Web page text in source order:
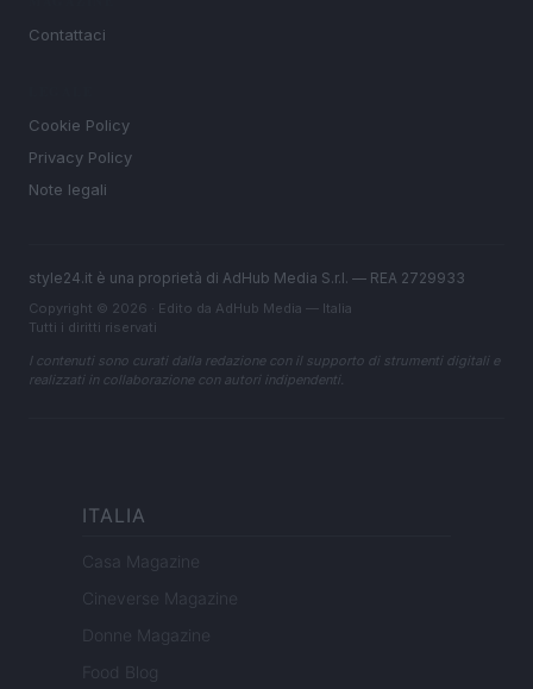
Contattaci
Cookie Policy
Privacy Policy
Note legali
style24.it è una proprietà di AdHub Media S.r.l. — REA 2729933
Copyright © 2026 · Edito da AdHub Media — Italia
Tutti i diritti riservati
I contenuti sono curati dalla redazione con il supporto di strumenti digitali e
realizzati in collaborazione con autori indipendenti.
ITALIA
Casa Magazine
Cineverse Magazine
Donne Magazine
Food Blog